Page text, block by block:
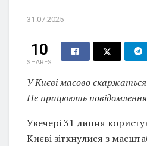
31.07.2025
10
SHARES
У Києві масово скаржаться
Не працюють повідомлення
Увечері 31 липня
Києві зіткнулися з